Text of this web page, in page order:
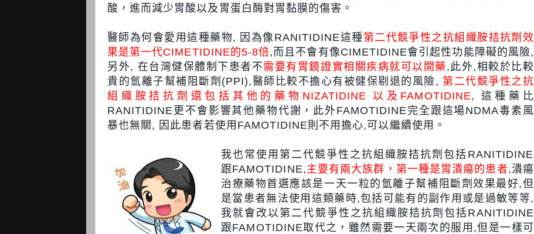
酸，進而減少胃酸以及胃蛋白酶對胃黏膜的傷害。
醫師為何會愛用這種藥物, 因為像RANITIDINE這種 第二代競爭性之抗組織胺拮抗劑效
果是第一代CIMETIDINE的5-8倍,而且不會有像CIMETIDINE會引起性功能障礙的風險,
另外, 在台灣健保體制下患者不需要有胃鏡證實相關疾病就可以開藥 ,此外,相較於比較
貴的氫離子幫補阻斷劑(PPI),醫師比較不擔心有被健保剔退的風險, 第二代競爭性之抗
組織胺拮抗劑還包括其他的藥物NIZATIDINE 以及FAMOTIDINE, 這種藥比
RANITIDINE更不會影響其他藥物代謝，此外FAMOTIDINE完全跟這場NDMA毒素風
暴也無關, 因此患者若使用FAMOTIDINE則不用擔心,可以繼續使用。
我也常使用第二代競爭性之抗組織胺拮抗劑包括RANITIDINE
跟FAMOTIDINE,主要有兩大族群，第一種是胃潰瘍的患者,潰瘍
治療藥物首選應該是一天一粒的氫離子幫補阻斷劑效果最好,但
是當患者無法使用這類藥時,包括可能有的副作用或是過敏等等,
我就會改以第二代競爭性之抗組織胺拮抗劑包括RANITIDINE
跟FAMOTIDINE取代之，雖然需要一天兩次的服用,但是一樣可